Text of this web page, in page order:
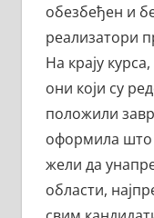
обезбеђен и
реализатори
На крају
они који су
положили
оформила што
жели да
области,